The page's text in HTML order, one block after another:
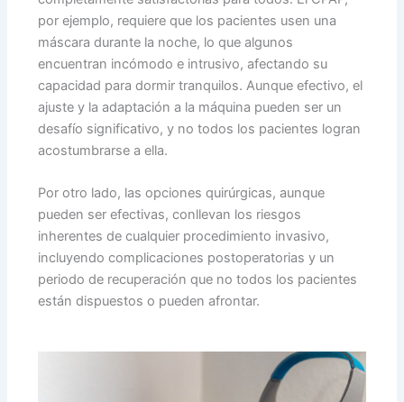
por ejemplo, requiere que los pacientes usen una
máscara durante la noche, lo que algunos
encuentran incómodo e intrusivo, afectando su
capacidad para dormir tranquilos. Aunque efectivo, el
ajuste y la adaptación a la máquina pueden ser un
desafío significativo, y no todos los pacientes logran
acostumbrarse a ella.
Por otro lado, las opciones quirúrgicas, aunque
pueden ser efectivas, conllevan los riesgos
inherentes de cualquier procedimiento invasivo,
incluyendo complicaciones postoperatorias y un
periodo de recuperación que no todos los pacientes
están dispuestos o pueden afrontar.